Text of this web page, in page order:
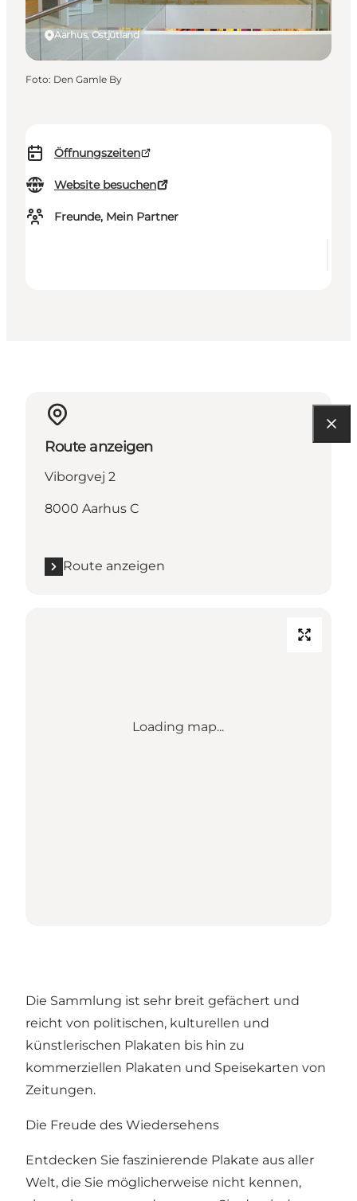
Öffnungszeiten
Website besuchen
Freunde, Mein Partner
Aarhus, Ostjütland
Foto: Den Gamle By
Route anzeigen
Viborgvej 2
8000 Aarhus C
Route anzeigen
Loading map...
Die Sammlung ist sehr breit gefächert und
reicht von politischen, kulturellen und
künstlerischen Plakaten bis hin zu
kommerziellen Plakaten und Speisekarten von
Zeitungen.
Die Freude des Wiedersehens
Entdecken Sie faszinierende Plakate aus aller
Welt, die Sie möglicherweise nicht kennen,